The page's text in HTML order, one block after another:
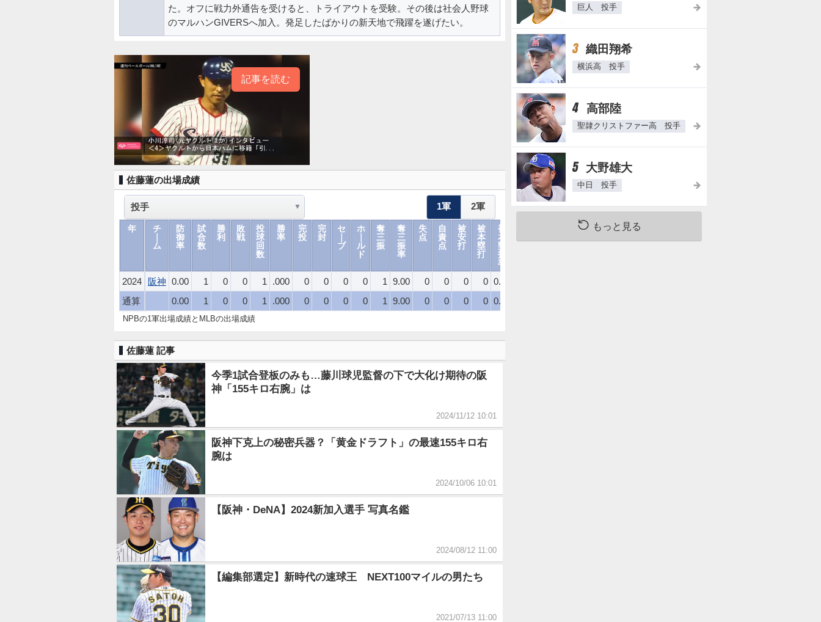
た。オフに戦力外通告を受けると、トライアウトを受験。その後は社会人野球
のマルハンGIVERSへ加入。発足したばかりの新天地で飛躍を遂げたい。
記事を読む
佐藤蓮の出場成績
1軍 2軍
年
2024
通算
チ
ム
防
御
率
試
合
数
勝
利
敗
戦
投
球
回
数
勝
率
完
投
完
封
セ
ブ
ホ
ル
ド
奪
三
振
奪
三
振
率
失
点
自
責
点
被
安
打
被
本
塁
打
被
本
塁
打
率
背
年
阪神 0.00 1 0 0 1 .000 0 0 0 0 1 9.00 0 0 0 0 0.00
0.00
1 0 0 1 .000 0 0 0 0 1 9.00 0 0 0 0 0.00
NPBの1軍出場成績とMLBの出場成績
佐藤蓮 記事
今季1試合登板のみも…藤川球児監督の下で大化け期待の阪
神「155キロ右腕」は
2024/11/12 10:01
阪神下克上の秘密兵器？「黄金ドラフト」の最速155キロ右
腕は
2024/10/06 10:01
【阪神・DeNA】2024新加入選手 写真名鑑
2024/08/12 11:00
【編集部選定】新時代の速球王 NEXT100マイルの男たち
2021/07/13 11:00
巨人 投手
3 織田翔希
横浜高 投手
4 高部陸
聖隷クリストファー高 投手
5 大野雄大
中日 投手
もっと見る